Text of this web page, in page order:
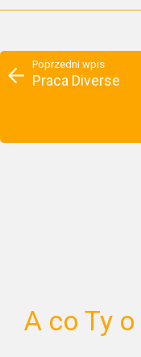
Poprzedni wpis
Praca Diverse
A co Ty